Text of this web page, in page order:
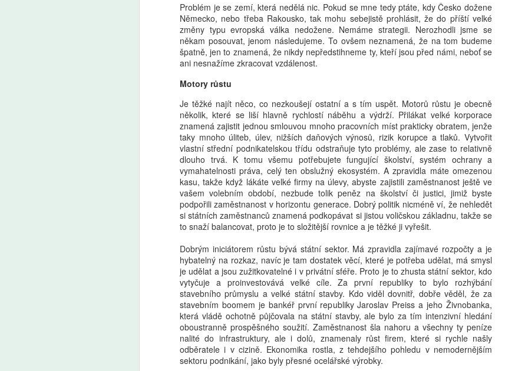
Problém je se zemí, která nedělá nic. Pokud se mne tedy ptáte, kdy Česko dožene
Německo, nebo třeba Rakousko, tak mohu sebejistě prohlásit, že do příští velké
změny typu evropská válka nedožene. Nemáme strategii. Nerozhodli jsme se
někam posouvat, jenom následujeme. To ovšem neznamená, že na tom budeme
špatně, jen to znamená, že nikdy nepředstihneme ty, kteří jsou před námi, neboť se
ani nesnažíme zkracovat vzdálenost.
Motory růstu
Je těžké najít něco, co nezkoušejí ostatní a s tím uspět. Motorů růstu je obecně
několik, které se liší hlavně rychlostí náběhu a výdrží. Přilákat velké korporace
znamená zajistit jednou smlouvou mnoho pracovních míst prakticky obratem, jenže
taky mnoho úliteb, úlev, nižších daňových výnosů, rizik korupce a tlaků. Vytvořit
vlastní střední podnikatelskou třídu odstraňuje tyto problémy, ale zase to relativně
dlouho trvá. K tomu všemu potřebujete fungující školství, systém ochrany a
vymahatelnosti práva, celý ten obslužný ekosystém. A zpravidla máte omezenou
kasu, takže když lákáte velké firmy na úlevy, abyste zajistili zaměstnanost ještě ve
vašem volebním období, nezbude tolik peněz na školství či justici, jimiž byste
podpořili zaměstnanost v horizontu generace. Dobrý politik nicméně ví, že nehledět
si státních zaměstnanců znamená podkopávat si jistou voličskou základnu, takže se
to snaží balancovat, proto je to složitější rovnice a je těžké ji vyřešit.
Dobrým iniciátorem růstu bývá státní sektor. Má zpravidla zajímavé rozpočty a je
hybatelný na rozkaz, navíc je tam dostatek věcí, které je potřeba udělat, má smysl
je udělat a jsou zužitkovatelné i v privátní sféře. Proto je to zhusta státní sektor, kdo
vytyčuje a proinvestovává velké cíle. Za první republiky to bylo rozhýbání
stavebního průmyslu a velké státní stavby. Kdo viděl dovnitř, dobře věděl, že za
stavebním boomem je bankéř první republiky Jaroslav Preiss a jeho Živnobanka,
která vládě ochotně půjčovala na státní stavby, ale bylo za tím intenzivní hledání
oboustranně prospěšného soužití. Zaměstnanost šla nahoru a všechny ty peníze
nalité do infrastruktury, ale i dolů, znamenaly růst firem, které si rychle našly
odběratele i v cizině. Ekonomika rostla, z tehdejšího pohledu v nemodernějším
sektoru podnikání, jako byly přesné ocelářské výrobky.
v koutě a hroutí se pod
nezpracovaných esejů, vy
algoritmy, aby za vás
hodnoty, etiku a integritu;
místo. Naše motto?
budoucnost ještě dnes!
Markéta Lankašová:
Ministr Plaga chce
zachovat přípravné
třídy. Je to chaos,
stěžují si ředitelé škol
Přípravné třídy pomáhají dětem
s přechodem ze školky do
základní školy. Od roku 2029
AUG
6
Jaroslav Mašek:
Trojský medvídek:
význam lidské výchovy
v době dětských AI
společníků
Jak u dětí rozvíjet vztahy,
zvídavost a celoživotní učení
v éře AI? Renomovaná pediatrička
AUG
6
24. 8.: Online
workshop – AI do ŠVP
(bez omáčky a
nesmyslů)
Jak smysluplně zapojit umělou
inteligenci do tvorby a aktualizace
ŠVP? Online workshop je určený